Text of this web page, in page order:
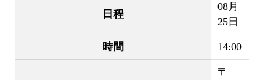
日程
08月
25日
時間 14:00
〒